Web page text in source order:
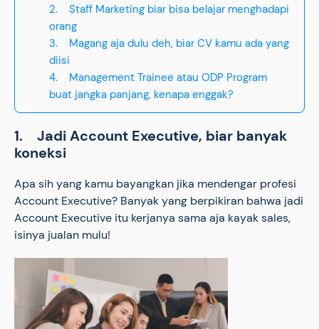
2. Staff Marketing biar bisa belajar menghadapi
orang
3. Magang aja dulu deh, biar CV kamu ada yang
diisi
4. Management Trainee atau ODP Program
buat jangka panjang, kenapa enggak?
1. Jadi Account Executive, biar banyak
koneksi
Apa sih yang kamu bayangkan jika mendengar profesi
Account Executive? Banyak yang berpikiran bahwa jadi
Account Executive itu kerjanya sama aja kayak sales,
isinya jualan mulu!